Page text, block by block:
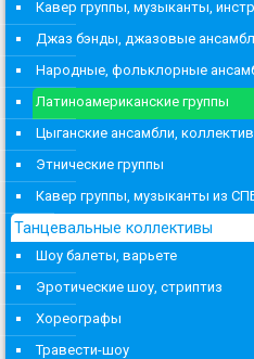
Кавер группы, музыканты,
Джаз бэнды, джазовые
Народные, фольклорные
Латиноамериканские группы
Цыганские ансамбли,
Этнические группы
Кавер группы, музыканты из
Танцевальные коллективы
Шоу балеты, варьете
Эротические шоу, стриптиз
Хореографы
Травести-шоу